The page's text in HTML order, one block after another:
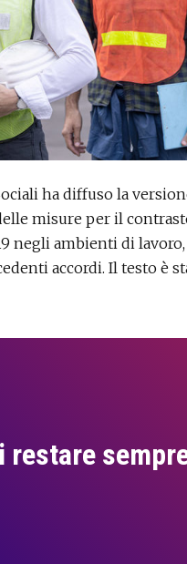
ha diffuso la
misure per il
negli ambienti di
accordi. Il testo è
restare